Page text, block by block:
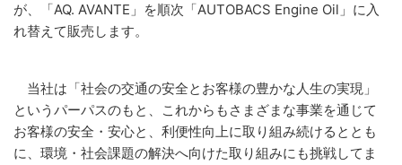
が、「AQ. AVANTE」を順次「AUTOBACS Engine Oil」に入
れ替えて販売します。
当社は「社会の交通の安全とお客様の豊かな人生の実現」
というパーパスのもと、これからもさまざまな事業を通じて
お客様の安全・安心と、利便性向上に取り組み続けるととも
に、環境・社会課題の解決へ向けた取り組みにも挑戦してま